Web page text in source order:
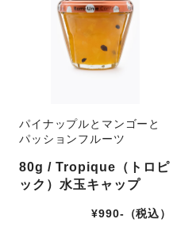
パイナップルとマンゴーと
パッションフルーツ
80g / Tropique（トロピ
ック）水玉キャップ
¥990-（税込）